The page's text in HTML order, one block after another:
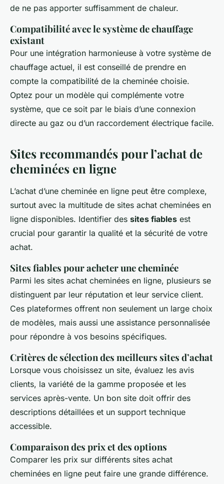
de ne pas apporter suffisamment de chaleur.
Compatibilité avec le système de chauffage
existant
Pour une intégration harmonieuse à votre système de
chauffage actuel, il est conseillé de prendre en
compte la compatibilité de la cheminée choisie.
Optez pour un modèle qui complémente votre
système, que ce soit par le biais d’une connexion
directe au gaz ou d’un raccordement électrique facile.
Sites recommandés pour l’achat de
cheminées en ligne
L’achat d’une cheminée en ligne peut être complexe,
surtout avec la multitude de sites achat cheminées en
ligne disponibles. Identifier des sites fiables est
crucial pour garantir la qualité et la sécurité de votre
achat.
Sites fiables pour acheter une cheminée
Parmi les sites achat cheminées en ligne, plusieurs se
distinguent par leur réputation et leur service client.
Ces plateformes offrent non seulement un large choix
de modèles, mais aussi une assistance personnalisée
pour répondre à vos besoins spécifiques.
Critères de sélection des meilleurs sites d’achat
Lorsque vous choisissez un site, évaluez les avis
clients, la variété de la gamme proposée et les
services après-vente. Un bon site doit offrir des
descriptions détaillées et un support technique
accessible.
Comparaison des prix et des options
Comparer les prix sur différents sites achat
cheminées en ligne peut faire une grande différence.